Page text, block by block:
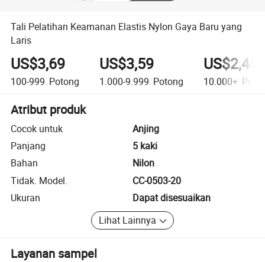
Tali Pelatihan Keamanan Elastis Nylon Gaya Baru yang
Laris
US$3,69
100-999 Potong
US$3,59
1.000-9.999 Potong
US$2,45
10.000+
Atribut produk
Cocok untuk
Anjing
Panjang
5 kaki
Bahan
Nilon
Tidak. Model.
CC-0503-20
Ukuran
Dapat disesuaikan
Lihat Lainnya
Layanan sampel